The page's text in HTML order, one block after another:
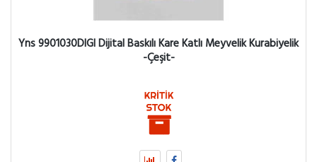
Yns 9901030DIGI Dijital Baskılı Kare Katlı Meyvelik Kurabiyelik
-Çeşit-